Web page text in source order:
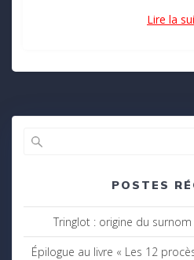
Lire la
POSTES
Tringlot : origine du
Épilogue au livre « Les 12